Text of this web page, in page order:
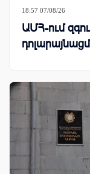
18:57 07/08/26
ԱՄՀ-ում